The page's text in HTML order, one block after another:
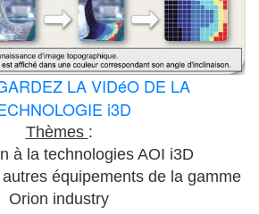
LA VIDéO DE LA
i3D
Thèmes :
à la technologies AOI i3D
équipements de la gamme
Orion industry